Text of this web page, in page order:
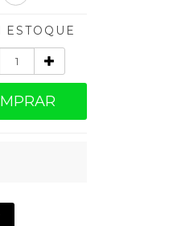
ESTOQUE